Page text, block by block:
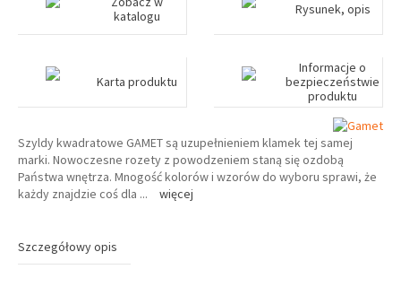
katalogu
Rysunek, opis
Karta produktu
Informacje o
bezpieczeństwie
produktu
Szyldy kwadratowe GAMET są uzupełnieniem klamek tej samej
marki. Nowoczesne rozety z powodzeniem staną się ozdobą
Państwa wnętrza. Mnogość kolorów i wzorów do wyboru sprawi, że
każdy znajdzie coś dla ... więcej
Szczegółowy opis